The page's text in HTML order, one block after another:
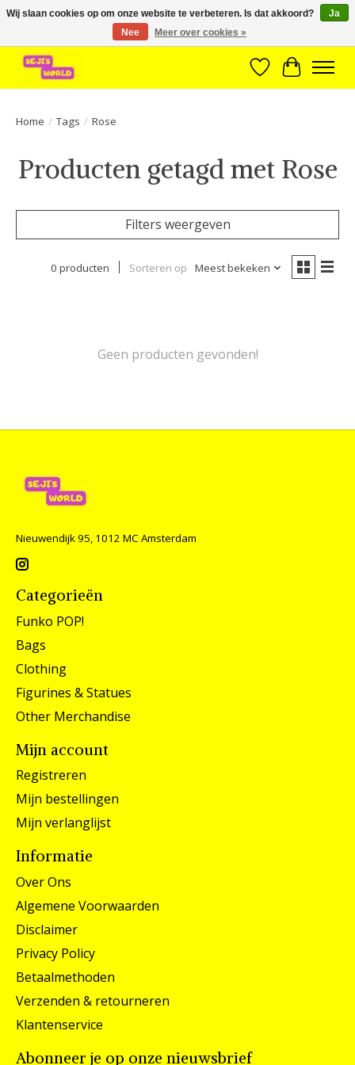
Brede assortiment direct leverbaar uit voorraad!
Verlanglijst
Home / Tags / Rose
Producten getagd met Rose
Filters weergeven
0 producten Sorteren op Meest bekeken
Geen producten gevonden!
Nieuwendijk 95, 1012 MC Amsterdam
Categorieën
Funko POP!
Bags
Clothing
Figurines & Statues
Other Merchandise
Mijn account
Registreren
Mijn bestellingen
Mijn verlanglijst
Informatie
Over Ons
Algemene Voorwaarden
Disclaimer
Privacy Policy
Betaalmethoden
Verzenden & retourneren
Klantenservice
Abonneer je op onze nieuwsbrief
Wij slaan cookies op om onze website te verbeteren. Is dat akkoord?
Ja
Nee
Meer over cookies »